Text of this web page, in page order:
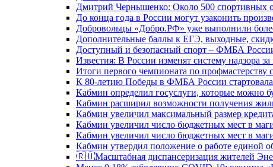
Дмитрий Чернышенко: Около 500 спортивных
До конца года в России могут узаконить
Добровольцы «Добро.РФ» уже выполнили
Дополнительные баллы к ЕГЭ, выходные,
Доступный и безопасный спорт – ФМБА
Известия: В России изменят систему надзора
Итоги первого чемпионата по
К 80-летию Победы в ФМБА России стартовала
Кабмин определил госуслуги, которые можно
Кабмин расширил возможности получения
Кабмин увеличил максимальный размер
Кабмин увеличил число бюджетных мест в
Кабмин увеличил число бюджетных мест в
Кабмин утвердил положение о работе единой
🇷🇺Масштабная диспансеризация жителей